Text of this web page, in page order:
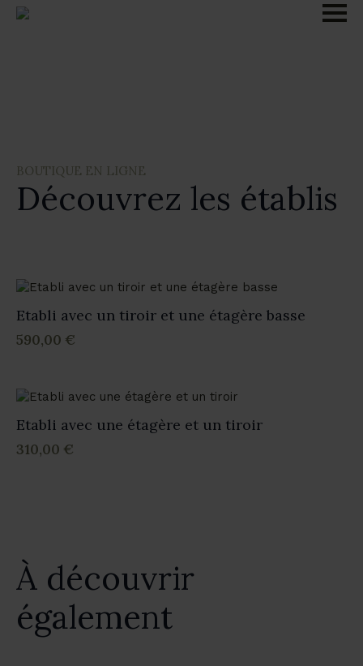
BOUTIQUE EN LIGNE
Découvrez les établis
Etabli avec un tiroir et une étagère basse
590,00 €
Etabli avec une étagère et un tiroir
310,00 €
À découvrir
également